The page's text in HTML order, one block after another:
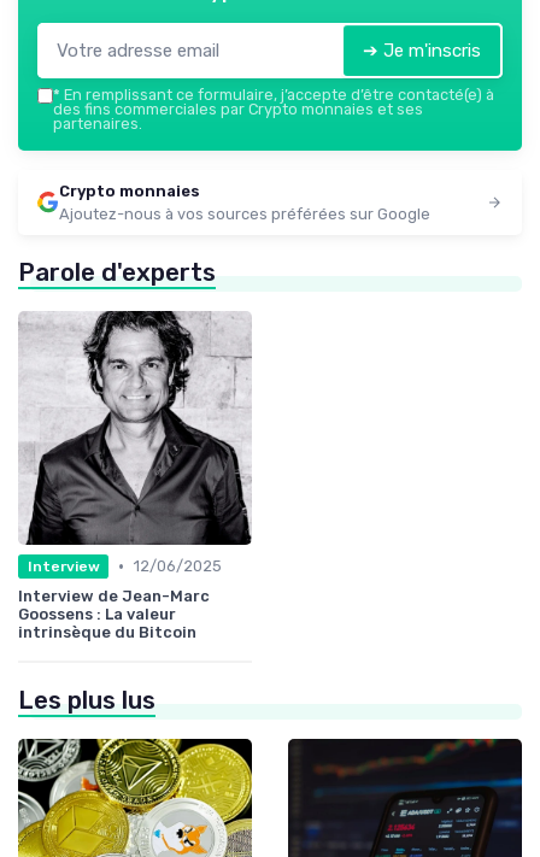
➔ Je m'inscris
* En remplissant ce formulaire, j’accepte d’être contacté(e) à
des fins commerciales par Crypto monnaies et ses
partenaires.
Crypto monnaies
Ajoutez-nous à vos sources préférées sur Google
Parole d'experts
Interview • 12/06/2025
Interview de Jean-Marc
Goossens : La valeur
intrinsèque du Bitcoin
Les plus lus